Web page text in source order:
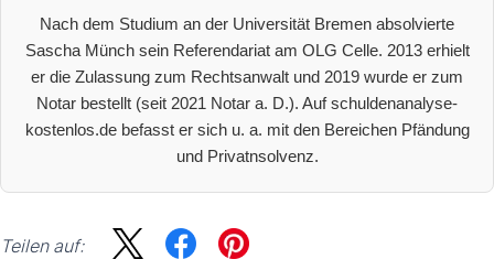
Nach dem Studium an der Universität Bremen absolvierte
Sascha Münch sein Referendariat am OLG Celle. 2013 erhielt
er die Zulassung zum Rechtsanwalt und 2019 wurde er zum
Notar bestellt (seit 2021 Notar a. D.). Auf schuldenanalyse-
kostenlos.de befasst er sich u. a. mit den Bereichen Pfändung
und Privatnsolvenz.
Teilen auf: